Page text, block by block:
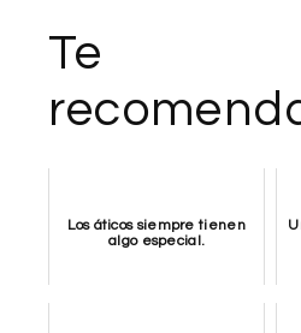
Te
Los áticos siempre tienen
algo especial.